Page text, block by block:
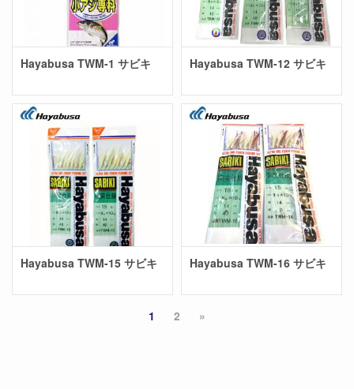
Hayabusa TWM-1 サビキ Hayabusa TWM-12 サビキ
Hayabusa TWM-15 サビキ Hayabusa TWM-16 サビキ
1 2 »